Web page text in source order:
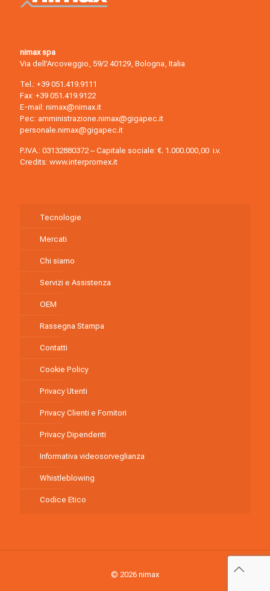
nimax spa
Via dell’Arcoveggio, 59/2 40129, Bologna, Italia
Tel.: +39 051.419.9111
Fax: +39 051.419.9122
E-mail: nimax@nimax.it
Pec: amministrazione.nimax@gigapec.it
personale.nimax@gigapec.it
P.IVA.: 03132880372 – Capitale sociale: €. 1.000.000,00 i.v.
Credits: www.interpromex.it
Tecnologie
Mercati
Chi siamo
Servizi e Assistenza
OEM
Rassegna Stampa
Contatti
Cookie Policy
Privacy Utenti
Privacy Clienti e Fornitori
Privacy Dipendenti
Informativa videosorveglianza
Whistleblowing
Codice Etico
© 2026 nimax